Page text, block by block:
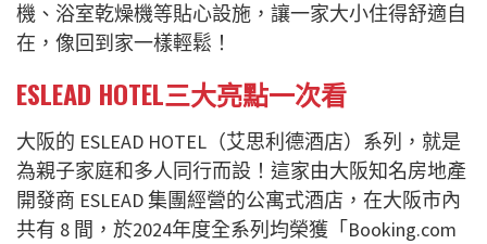
機、浴室乾燥機等貼心設施，讓一家大小住得舒適自
在，像回到家一樣輕鬆！
ESLEAD HOTEL三大亮點一次看
大阪的 ESLEAD HOTEL（艾思利德酒店）系列，就是
為親子家庭和多人同行而設！ 這家由大阪知名房地產
開發商 ESLEAD 集團經營的公寓式酒店，在大阪市內
共有 8 間， 於2024年度全系列均榮獲「Booking.com